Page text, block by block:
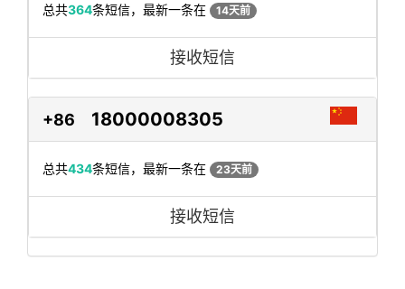
总共364条短信，最新一条在 14天前
接收短信
+86 18000008305
总共434条短信，最新一条在 23天前
接收短信